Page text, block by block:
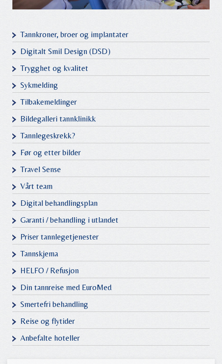
Tannkroner, broer og implantater
Digitalt Smil Design (DSD)
Trygghet og kvalitet
Sykmelding
Tilbakemeldinger
Bildegalleri tannklinikk
Tannlegeskrekk?
Før og etter bilder
Travel Sense
Vårt team
Digital behandlingsplan
Garanti / behandling i utlandet
Priser tannlegetjenester
Tannskjema
HELFO / Refusjon
Din tannreise med EuroMed
Smertefri behandling
Reise og flytider
Anbefalte hoteller